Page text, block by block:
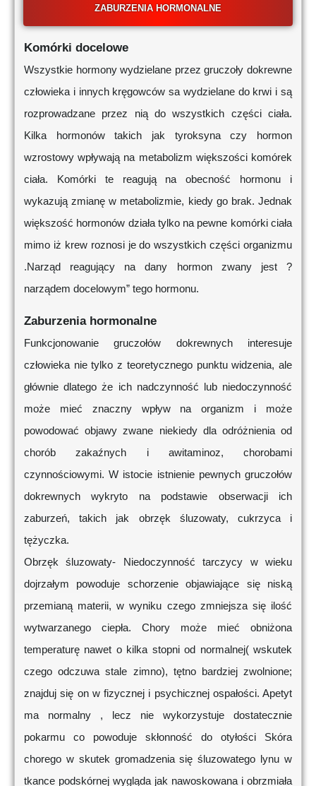
ZABURZENIA HORMONALNE
Komórki docelowe
Wszystkie hormony wydzielane przez gruczoły dokrewne
człowieka i innych kręgowców sa wydzielane do krwi i są
rozprowadzane przez nią do wszystkich części ciała.
Kilka hormonów takich jak tyroksyna czy hormon
wzrostowy wpływają na metabolizm większości komórek
ciała. Komórki te reagują na obecność hormonu i
wykazują zmianę w metabolizmie, kiedy go brak. Jednak
większość hormonów działa tylko na pewne komórki ciała
mimo iż krew roznosi je do wszystkich części organizmu
.Narząd reagujący na dany hormon zwany jest ?
narządem docelowym” tego hormonu.
Zaburzenia hormonalne
Funkcjonowanie gruczołów dokrewnych interesuje
człowieka nie tylko z teoretycznego punktu widzenia, ale
głównie dlatego że ich nadczynność lub niedoczynność
może mieć znaczny wpływ na organizm i może
powodować objawy zwane niekiedy dla odróżnienia od
chorób zakaźnych i awitaminoz, chorobami
czynnościowymi. W istocie istnienie pewnych gruczołów
dokrewnych wykryto na podstawie obserwacji ich
zaburzeń, takich jak obrzęk śluzowaty, cukrzyca i
tężyczka.
Obrzęk śluzowaty- Niedoczynność tarczycy w wieku
dojrzałym powoduje schorzenie objawiające się niską
przemianą materii, w wyniku czego zmniejsza się ilość
wytwarzanego ciepła. Chory może mieć obniżona
temperaturę nawet o kilka stopni od normalnej( wskutek
czego odczuwa stale zimno), tętno bardziej zwolnione;
znajduj się on w fizycznej i psychicznej ospałości. Apetyt
ma normalny , lecz nie wykorzystuje dostatecznie
pokarmu co powoduje skłonność do otyłości Skóra
chorego w skutek gromadzenia się śluzowatego lynu w
tkance podskórnej wygląda jak nawoskowana i obrzmiała